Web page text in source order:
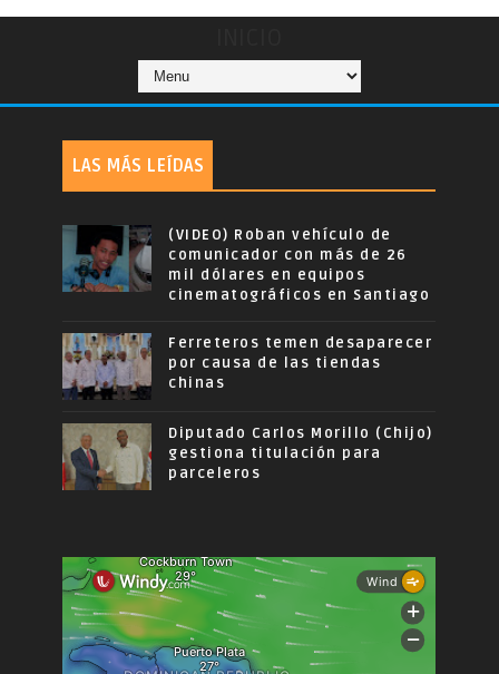
LAS MÁS LEÍDAS
(VIDEO) Roban vehículo de
comunicador con más de 26
mil dólares en equipos
cinematográficos en Santiago
Ferreteros temen desaparecer
por causa de las tiendas
chinas
Diputado Carlos Morillo (Chijo)
gestiona titulación para
parceleros